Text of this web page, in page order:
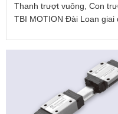
Thanh trượt vuông, Con
TBI MOTION Đài Loan giai